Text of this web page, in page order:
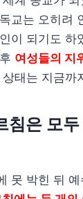
교는 오히려
이 되기도 하
여성들의 지
태는 지금까
침은 모
못 박힌 뒤